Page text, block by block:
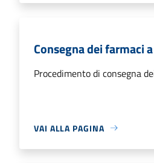
Consegna dei farmaci
Procedimento di consegna
VAI ALLA PAGINA